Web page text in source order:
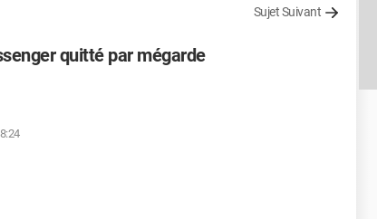
Sujet Suivant
quitté par mégarde